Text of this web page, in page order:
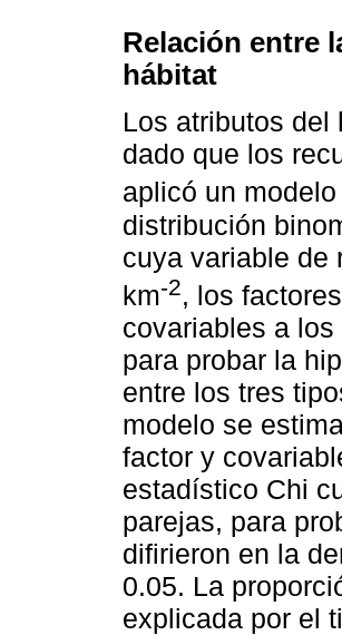
Relación entre
hábitat
Los atributos del
dado que los
aplicó un
distribución
cuya variable de
km-2, los
covariables a
para probar la
entre los tres
modelo se
factor y
estadístico Chi
parejas, para
difirieron en la
0.05. La
explicada por el